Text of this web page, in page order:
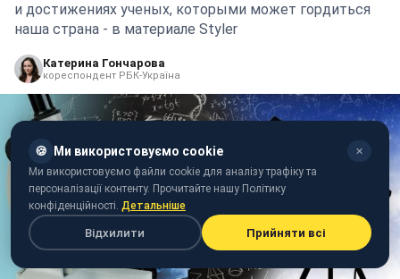
и достижениях ученых, которыми может гордиться
наша страна - в материале Styler
Катерина Гончарова
кореспондент РБК-Україна
🍪 Ми використовуємо cookie ✕
Ми використовуємо файли cookie для аналізу трафіку та
персоналізації контенту. Прочитайте нашу Політику
конфіденційності. Детальніше
Відхилити Прийняти всі